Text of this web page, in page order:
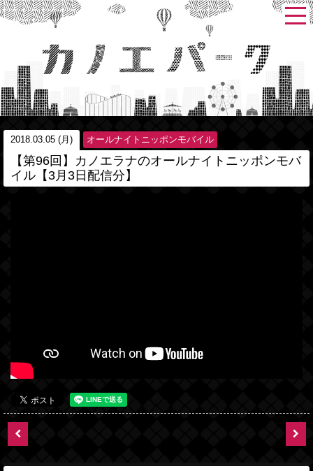
2018.03.05 (月) オールナイトニッポンモバイル
【第96回】カノエラナのオールナイトニッポンモバ
イル【3月3日配信分】